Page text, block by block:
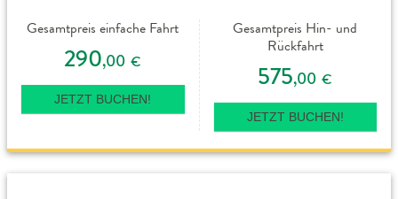
Gesamtpreis einfache Fahrt
290,00 €
JETZT BUCHEN!
Gesamtpreis Hin- und
Rückfahrt
575,00 €
JETZT BUCHEN!